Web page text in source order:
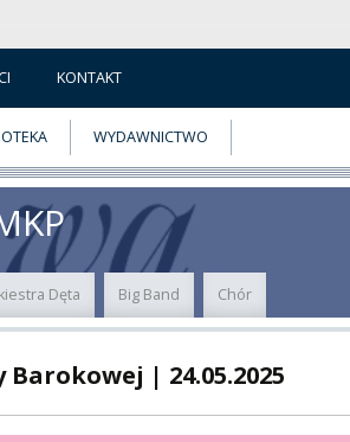
KONTAKT
WYDAWNICTWO
Dęta Big Band Chór
| 24.05.2025